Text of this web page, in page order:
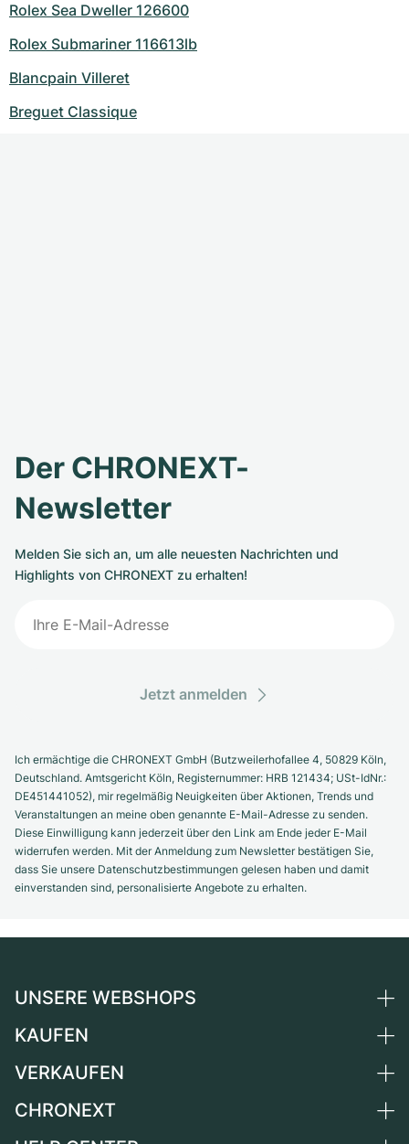
Rolex Sea Dweller 126600
Rolex Submariner 116613lb
Blancpain Villeret
Breguet Classique
Der CHRONEXT-
Newsletter
Melden Sie sich an, um alle neuesten Nachrichten und
Highlights von CHRONEXT zu erhalten!
Jetzt anmelden
Ich ermächtige die CHRONEXT GmbH (Butzweilerhofallee 4, 50829 Köln,
Deutschland. Amtsgericht Köln, Registernummer: HRB 121434; USt-IdNr.:
DE451441052), mir regelmäßig Neuigkeiten über Aktionen, Trends und
Veranstaltungen an meine oben genannte E-Mail-Adresse zu senden.
Diese Einwilligung kann jederzeit über den Link am Ende jeder E-Mail
widerrufen werden. Mit der Anmeldung zum Newsletter bestätigen Sie,
dass Sie unsere Datenschutzbestimmungen gelesen haben und damit
einverstanden sind, personalisierte Angebote zu erhalten.
UNSERE WEBSHOPS
Deutschland
Schweiz
KAUFEN
Alle Luxusuhren
VERKAUFEN
Uhr verkaufen
CHRONEXT